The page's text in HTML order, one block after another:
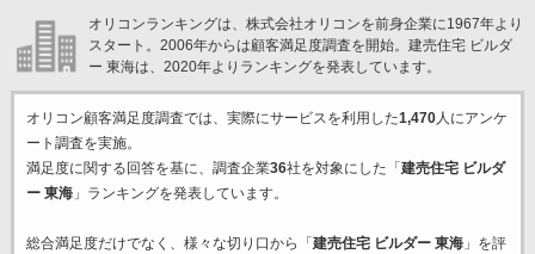
オリコンランキングは、株式会社オリコンを前身企業に1967年より
スタート。2006年からは顧客満足度調査を開始。建売住宅 ビルダ
ー 東海は、2020年よりランキングを発表しています。
オリコン顧客満足度調査では、実際にサービスを利用した1,470人にアンケ
ート調査を実施。
満足度に関する回答を基に、調査企業36社を対象にした「 建売住宅 ビルダ
ー 東海」ランキングを発表しています。
総合満足度だけでなく、様々な切り口から「 建売住宅 ビルダー 東海」を評